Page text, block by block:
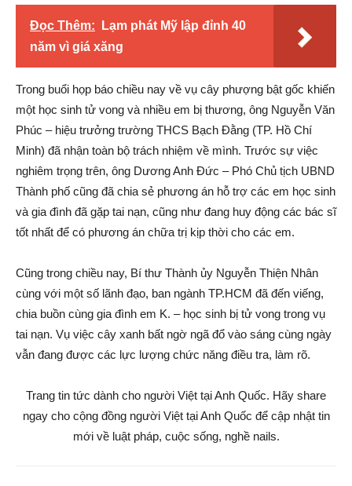
Đọc Thêm:
Lạm phát Mỹ lập đỉnh 40
năm vì giá xăng
Trong buổi họp báo chiều nay về vụ cây phượng bật gốc khiến
một học sinh tử vong và nhiều em bị thương, ông Nguyễn Văn
Phúc – hiệu trưởng trường THCS Bạch Đằng (TP. Hồ Chí
Minh) đã nhận toàn bộ trách nhiệm về mình. Trước sự việc
nghiêm trọng trên, ông Dương Anh Đức – Phó Chủ tịch UBND
Thành phố cũng đã chia sẻ phương án hỗ trợ các em học sinh
và gia đình đã gặp tai nạn, cũng như đang huy động các bác sĩ
tốt nhất để có phương án chữa trị kịp thời cho các em.
Cũng trong chiều nay, Bí thư Thành ủy Nguyễn Thiện Nhân
cùng với một số lãnh đạo, ban ngành TP.HCM đã đến viếng,
chia buồn cùng gia đình em K. – học sinh bị tử vong trong vụ
tai nạn. Vụ việc cây xanh bất ngờ ngã đổ vào sáng cùng ngày
vẫn đang được các lực lượng chức năng điều tra, làm rõ.
Trang tin tức dành cho người Việt tại Anh Quốc. Hãy share
ngay cho cộng đồng người Việt tại Anh Quốc để cập nhật tin
mới về luật pháp, cuộc sống, nghề nails.